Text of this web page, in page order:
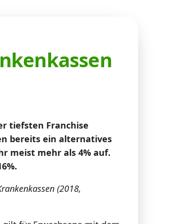
tiefsten Franchise
bereits ein alternatives
meist mehr als 4% auf.
(2018,